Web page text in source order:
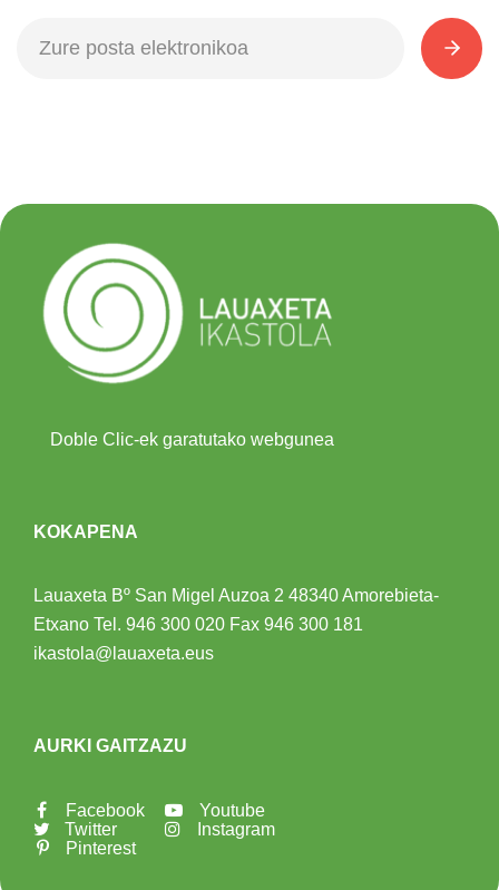
Doble Clic-ek garatutako webgunea
KOKAPENA
Lauaxeta Bº San Migel Auzoa 2 48340 Amorebieta-
Etxano Tel. 946 300 020 Fax 946 300 181
ikastola@lauaxeta.eus
AURKI GAITZAZU
Facebook
Twitter
Pinterest
Youtube
Instagram